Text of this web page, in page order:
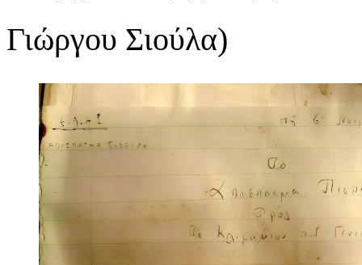
Γιώργου Σιούλα)